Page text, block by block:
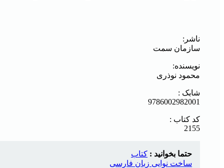
ناشر:
سازمان سمت
نویسنده:
محمود نوذری
شابک :
9786002982001
کد کتاب :
2155
حتما بخوانید : کتاب
ساخت نوایی زبان فارسی